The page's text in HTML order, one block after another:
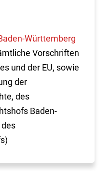
Württemberg
Vorschriften
und der EU, sowie
der
des
Baden-